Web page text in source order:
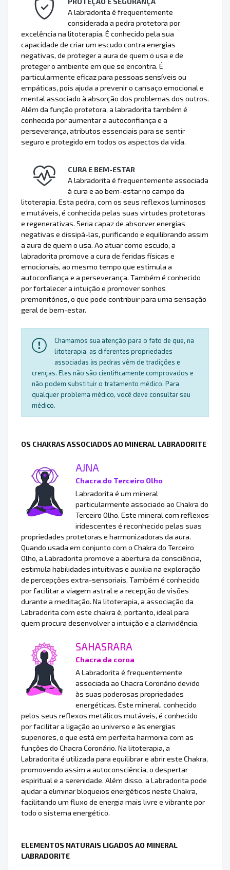
A labradorita é frequentemente
considerada a pedra protetora por
excelência na litoterapia. É conhecido pela sua
capacidade de criar um escudo contra energias
negativas, de proteger a aura de quem o usa e de
proteger o ambiente em que se encontra. É
particularmente eficaz para pessoas sensíveis ou
empáticas, pois ajuda a prevenir o cansaço emocional e
mental associado à absorção dos problemas dos outros.
Além da função protetora, a labradorita também é
conhecida por aumentar a autoconfiança e a
perseverança, atributos essenciais para se sentir
seguro e protegido em todos os aspectos da vida.
CURA E BEM-ESTAR
A labradorita é frequentemente associada
à cura e ao bem-estar no campo da
litoterapia. Esta pedra, com os seus reflexos luminosos
e mutáveis, é conhecida pelas suas virtudes protetoras
e regenerativas. Seria capaz de absorver energias
negativas e dissipá-las, purificando e equilibrando assim
a aura de quem o usa. Ao atuar como escudo, a
labradorita promove a cura de feridas físicas e
emocionais, ao mesmo tempo que estimula a
autoconfiança e a perseverança. Também é conhecido
por fortalecer a intuição e promover sonhos
premonitórios, o que pode contribuir para uma sensação
geral de bem-estar.
Chamamos sua atenção para o fato de que, na
litoterapia, as diferentes propriedades
associadas às pedras vêm de tradições e
crenças. Eles não são cientificamente comprovados e
não podem substituir o tratamento médico. Para
qualquer problema médico, você deve consultar seu
médico.
OS CHAKRAS ASSOCIADOS AO MINERAL LABRADORITE
AJNA
Chacra do Terceiro Olho
Labradorita é um mineral
particularmente associado ao Chakra do
Terceiro Olho. Este mineral com reflexos
iridescentes é reconhecido pelas suas
propriedades protetoras e harmonizadoras da aura.
Quando usada em conjunto com o Chakra do Terceiro
Olho, a Labradorita promove a abertura da consciência,
estimula habilidades intuitivas e auxilia na exploração
de percepções extra-sensoriais. Também é conhecido
por facilitar a viagem astral e a recepção de visões
durante a meditação. Na litoterapia, a associação da
Labradorita com este chakra é, portanto, ideal para
quem procura desenvolver a intuição e a clarividência.
SAHASRARA
Chacra da coroa
A Labradorita é frequentemente
associada ao Chacra Coronário devido
às suas poderosas propriedades
energéticas. Este mineral, conhecido
pelos seus reflexos metálicos mutáveis, é conhecido
por facilitar a ligação ao universo e às energias
superiores, o que está em perfeita harmonia com as
funções do Chacra Coronário. Na litoterapia, a
Labradorita é utilizada para equilibrar e abrir este Chakra,
promovendo assim a autoconsciência, o despertar
espiritual e a serenidade. Além disso, a Labradorita pode
ajudar a eliminar bloqueios energéticos neste Chakra,
facilitando um fluxo de energia mais livre e vibrante por
todo o sistema energético.
ELEMENTOS NATURAIS LIGADOS AO MINERAL
LABRADORITE